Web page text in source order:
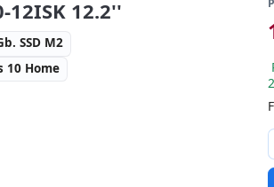
12ISK 12.2''
SSD M2
10 Home